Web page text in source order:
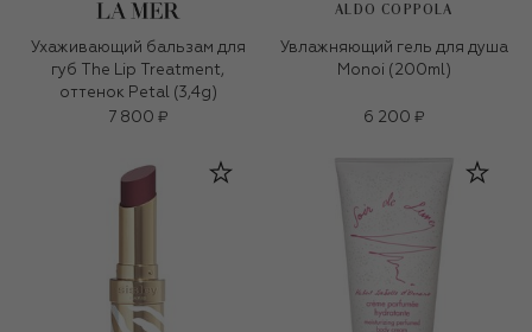
Ухаживающий бальзам для
губ The Lip Treatment,
оттенок Petal (3,4g)
7 800 ₽
ALDO COPPOLA
Увлажняющий гель для душа
Monoi (200ml)
6 200 ₽